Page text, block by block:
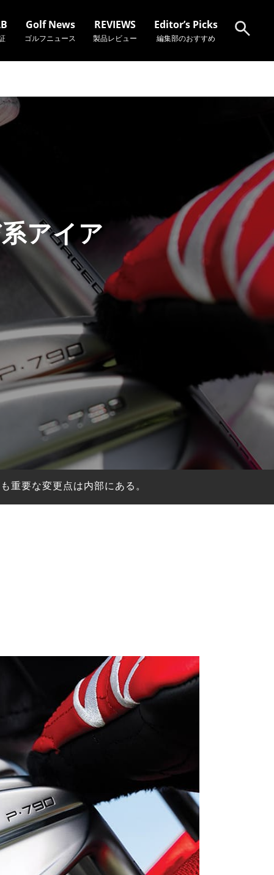
Golf News
ゴルフニュース
REVIEWS
製品レビュー
Editor’s Picks
編集部のおすすめ
アイア
重要な変更点は内部にある。